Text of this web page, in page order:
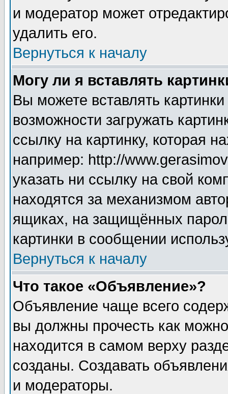
и модератор может
удалить его.
Вернуться к началу
Могу ли я вставлять
Вы можете вставлять
возможности загружать
ссылку на картинку, которая
например: http://
указать ни ссылку на свой
находятся за механизмом
ящиках, на защищённых
картинки в сообщении
Вернуться к началу
Что такое «Объявление»?
Объявление чаще всего
вы должны прочесть как
находится в самом верху
созданы. Создавать
и модераторы.